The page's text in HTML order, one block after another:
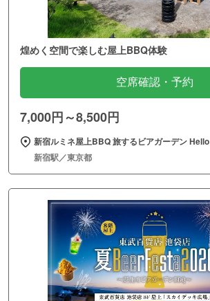
煌めく空間で楽しむ屋上BBQ体験
空席確認・予約
7,000円～8,500円
新宿ルミネ屋上BBQ 旅するビアガーデン Hello
新宿駅／東京都